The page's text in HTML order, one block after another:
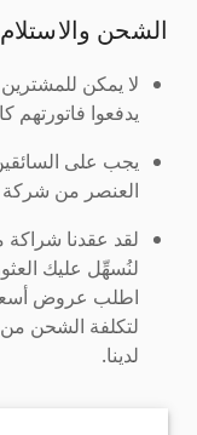
الشحن والاستلام
لا يمكن
يدفعوا فاتورتهم
يجب على
العنصر من شركة
لقد عقدنا
لنُسهِّل عليك
اطلب عروض
لتكلفة الشحن من
لدينا.